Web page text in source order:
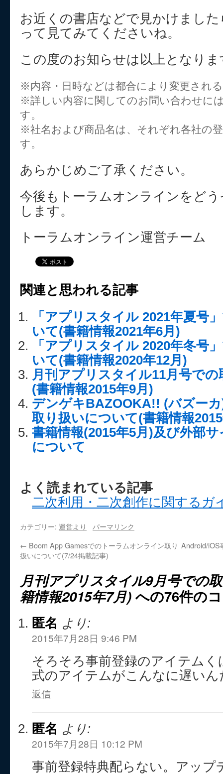
お近くの書店などで見かけまし
って見てみてくださいね。
この度のお知らせは以上となりま
※内容・日時などは都合により変更され
※詳しい内容に関してのお問い合わせに
す。
※社名および商品名は、それぞれ各社の
す。
あらかじめご了承ください。
今後もトーラムオンラインをど
します。
トーラムオンライン運営チーム
関連と思われる記事
「アプリスタイル 2021年夏号
いて(書籍情報2021年6月)
「アプリスタイル 2020年冬号
いて(書籍情報2020年12月)
月刊アプリスタイル11月号で
(書籍情報2015年9月)
デンゲキBAZOOKA!! (バズー
取り扱いについて(書籍情報
書籍情報(2015年5月)及び外部
について
よく読まれている記事
二次利用・二次創作に関するガ
カテゴリー: 運営より
パーマリンク
← Boom App Gamesでのトーラムオンライン取り
扱いについて(7/24掲載記事)
Android/iOS
月刊アプリスタイル9月号での
籍情報2015年7月)への76件の
匿名 より:
2015年7月28日 9:46 PM
そろそろ事前登録のアイテム
式のアイテムがこんなに遅いん
返信
匿名 より:
2015年7月28日 10:12 PM
事前登録特典配らない。アップ